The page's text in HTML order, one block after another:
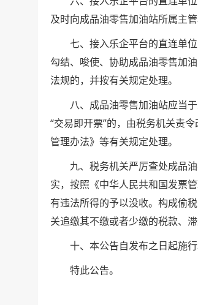
及时向成品油零售加油站所属主管
七、接入乐企平台的直连单位
勾结、唆使、协助成品油零售加
法规的，并按有关规定处理。
八、成品油零售加油站应当于
“交易即开票”的，由税务机关责
管理办法》等有关规定处理。
九、税务机关严厉查处成品油
实，按照《中华人民共和国发票
有违法所得的予以没收。构成偷
关追缴其不缴或者少缴的税款、
十、本公告自发布之日起施行
特此公告。